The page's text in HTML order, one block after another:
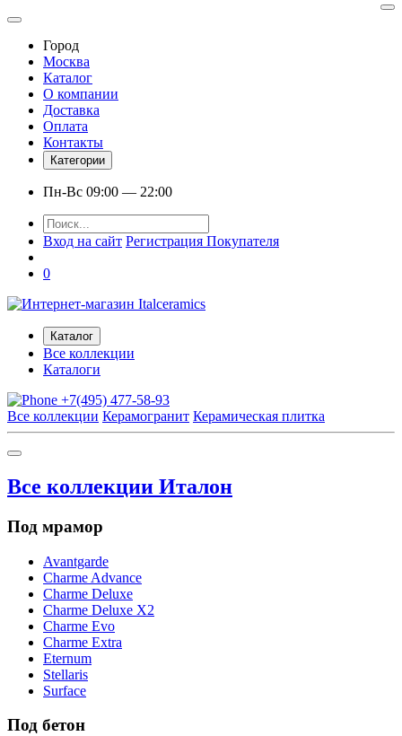
Город
Москва
Каталог
О компании
Доставка
Оплата
Контакты
Категории
Пн-Вс 09:00 — 22:00
Вход на сайт Регистрация Покупателя
0
Каталог
Все коллекции
Каталоги
+7(495) 477-58-93
Все коллекции Керамогранит Керамическая плитка
Все коллекции Италон
Под мрамор
Avantgarde
Charme Advance
Charme Deluxe
Charme Deluxe X2
Charme Evo
Charme Extra
Eternum
Stellaris
Surface
Под бетон